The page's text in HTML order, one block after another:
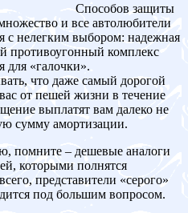
Способов защиты
и все автолюбители
с нелегким выбором: надежная
противоугонный комплекс
для «галочки».
что даже самый дорогой
от пешей жизни в течение
выплатят вам далеко не
сумму амортизации.
помните – дешевые аналоги
которыми полнятся
представители «серого»
под большим вопросом.